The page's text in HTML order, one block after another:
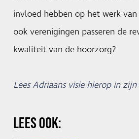
invloed hebben op het werk
ook verenigingen passeren de
kwaliteit van de hoorzorg?
Lees Adriaans visie hierop in
LEES OOK: